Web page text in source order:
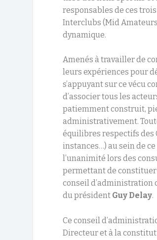
responsables de ces
Interclubs (Mid
dynamique.
Amenés à travailler de
leurs expériences pour
s’appuyant sur ce vécu
d’associer tous les
patiemment construit,
administrativement.
équilibres respectifs des
instances…) au sein de
l’unanimité lors des
permettant de constituer
conseil d’administration
du président Guy Delay.
Ce conseil
Directeur et à la